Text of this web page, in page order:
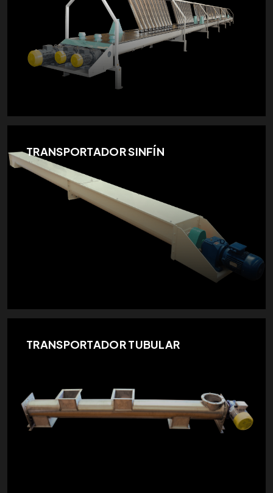
TRANSPORTADOR SINFÍN
TRANSPORTADOR TUBULAR